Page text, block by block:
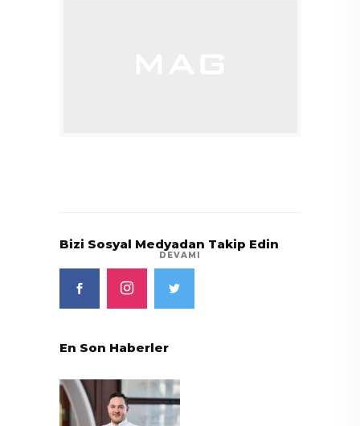
DEVAMI
Bizi Sosyal Medyadan Takip Edin
En Son Haberler